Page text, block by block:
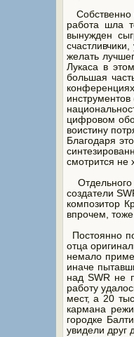
Собственно
работа шла
вынужден
желать
Лукаса в
большая
цифровом
воистину
Благодаря
смотрится не
Отдельного
создатели
композитор
впрочем, тоже
Постоянно
отца
немало
иначе
над SWR не
работу
мест, а 20
кармана
городке
увидели друг